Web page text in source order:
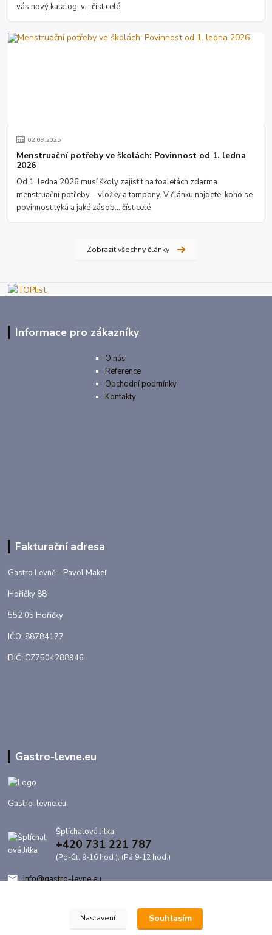
vás nový katalog, v...číst celé
02.09.2025
Menstruační potřeby ve školách: Povinnost od 1. ledna
2026
Od 1. ledna 2026 musí školy zajistit na toaletách zdarma
menstruační potřeby – vložky a tampony. V článku najdete, koho se
povinnost týká a jaké zásob...číst celé
Zobrazit všechny články
Informace pro zákazníky
O nás
Reference
Obchodní podmínky
Kontakty
Fakturační adresa
Gastro Levně - Pavol Makeľ
Hořičky 88
552 05 Hořičky
IČO: 88784177
DIČ: CZ7504288946
Gastro-levne.eu
Gastro-levne.eu
Šplíchalová Jitka
+420 731 221 787
(Po-Čt, 9-16 hod.), (Pá 9-12 hod.)
info@gastro-levne.eu
Nastavení Souhlasím